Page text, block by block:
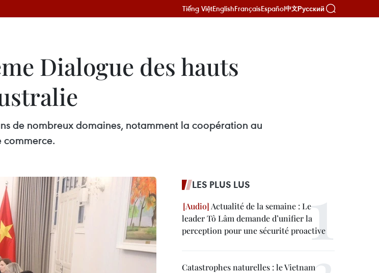
Tiếng ViệtEnglishFrançaisEspañol中文Русский
Dialogue des hauts
de nombreux domaines, notamment la coopération au
commerce.
LES PLUS LUS
Actualité de la semaine : Le
leader Tô Lâm demande d’unifier la
perception pour une sécurité proactive
Catastrophes naturelles : le Vietnam